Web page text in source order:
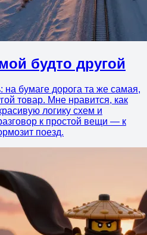
будто другой
бумаге дорога та же самая,
товар. Мне нравится, как
логику схем и
к простой вещи — к
поезд.